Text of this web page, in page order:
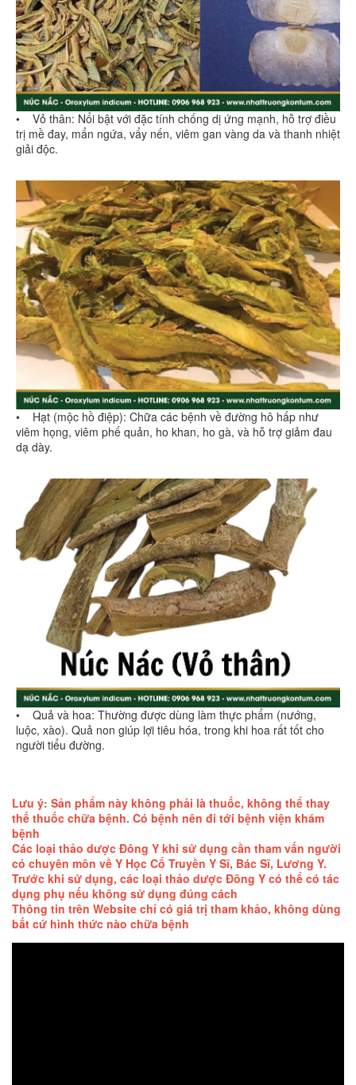
• Vỏ thân: Nổi bật với đặc tính chống dị ứng mạnh, hỗ trợ điều
trị mề đay, mẩn ngứa, vẩy nến, viêm gan vàng da và thanh nhiệt
giải độc.
• Hạt (mộc hồ điệp): Chữa các bệnh về đường hô hấp như
viêm họng, viêm phế quản, ho khan, ho gà, và hỗ trợ giảm đau
dạ dày.
• Quả và hoa: Thường được dùng làm thực phẩm (nướng,
luộc, xào). Quả non giúp lợi tiêu hóa, trong khi hoa rất tốt cho
người tiểu đường.
Lưu ý: Sản phẩm này không phải là thuốc, không thể thay
thế thuốc chữa bệnh. Có bệnh nên đi tới bệnh viện khám
bệnh
Các loại thảo dược Đông Y khi sử dụng cần tham vấn người
có chuyên môn về Y Học Cổ Truyền Y Sĩ, Bác Sĩ, Lương Y.
Trước khi sử dụng, các loại thảo dược Đông Y có thể có tác
dụng phụ nếu không sử dụng đúng cách
Thông tin trên Website chỉ có giá trị tham khảo, không dùng
bất cứ hình thức nào chữa bệnh